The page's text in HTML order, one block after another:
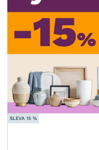
FUNKCE
POVRCHOVÁ ÚPRAVA
STYL
MÍSTNOST
SLEVA 15 %